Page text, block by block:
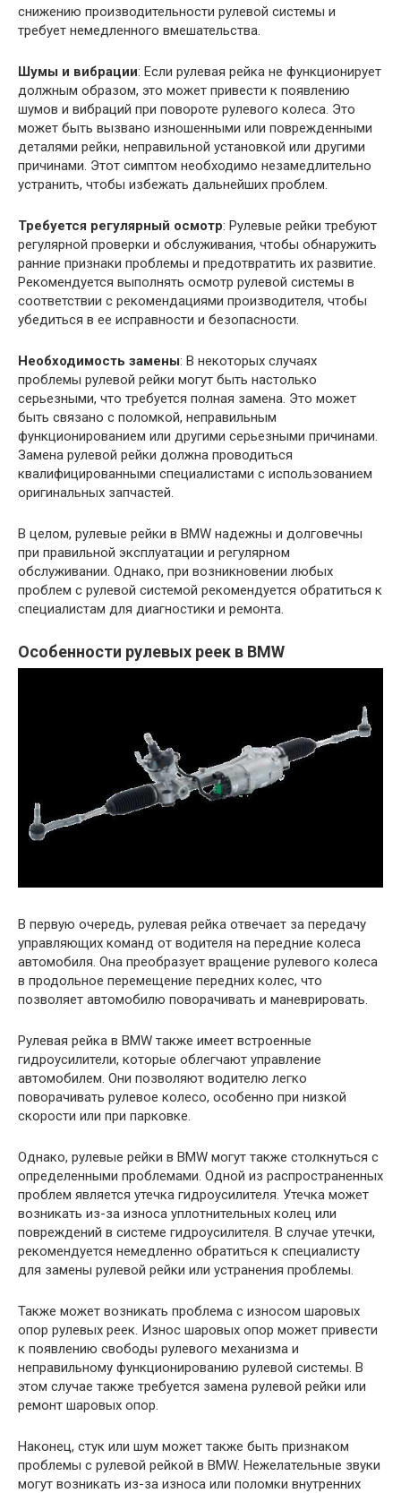
снижению производительности рулевой системы и
требует немедленного вмешательства.
Шумы и вибрации: Если рулевая рейка не функционирует
должным образом, это может привести к появлению
шумов и вибраций при повороте рулевого колеса. Это
может быть вызвано изношенными или поврежденными
деталями рейки, неправильной установкой или другими
причинами. Этот симптом необходимо незамедлительно
устранить, чтобы избежать дальнейших проблем.
Требуется регулярный осмотр: Рулевые рейки требуют
регулярной проверки и обслуживания, чтобы обнаружить
ранние признаки проблемы и предотвратить их развитие.
Рекомендуется выполнять осмотр рулевой системы в
соответствии с рекомендациями производителя, чтобы
убедиться в ее исправности и безопасности.
Необходимость замены: В некоторых случаях
проблемы рулевой рейки могут быть настолько
серьезными, что требуется полная замена. Это может
быть связано с поломкой, неправильным
функционированием или другими серьезными причинами.
Замена рулевой рейки должна проводиться
квалифицированными специалистами с использованием
оригинальных запчастей.
В целом, рулевые рейки в BMW надежны и долговечны
при правильной эксплуатации и регулярном
обслуживании. Однако, при возникновении любых
проблем с рулевой системой рекомендуется обратиться к
специалистам для диагностики и ремонта.
Особенности рулевых реек в BMW
В первую очередь, рулевая рейка отвечает за передачу
управляющих команд от водителя на передние колеса
автомобиля. Она преобразует вращение рулевого колеса
в продольное перемещение передних колес, что
позволяет автомобилю поворачивать и маневрировать.
Рулевая рейка в BMW также имеет встроенные
гидроусилители, которые облегчают управление
автомобилем. Они позволяют водителю легко
поворачивать рулевое колесо, особенно при низкой
скорости или при парковке.
Однако, рулевые рейки в BMW могут также столкнуться с
определенными проблемами. Одной из распространенных
проблем является утечка гидроусилителя. Утечка может
возникать из-за износа уплотнительных колец или
повреждений в системе гидроусилителя. В случае утечки,
рекомендуется немедленно обратиться к специалисту
для замены рулевой рейки или устранения проблемы.
Также может возникать проблема с износом шаровых
опор рулевых реек. Износ шаровых опор может привести
к появлению свободы рулевого механизма и
неправильному функционированию рулевой системы. В
этом случае также требуется замена рулевой рейки или
ремонт шаровых опор.
Наконец, стук или шум может также быть признаком
проблемы с рулевой рейкой в BMW. Нежелательные звуки
могут возникать из-за износа или поломки внутренних